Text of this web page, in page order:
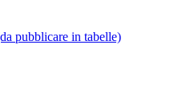
pubblicare in tabelle)